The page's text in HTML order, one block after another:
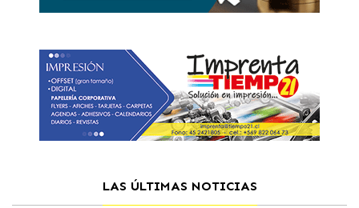
LAS ÚLTIMAS NOTICIAS